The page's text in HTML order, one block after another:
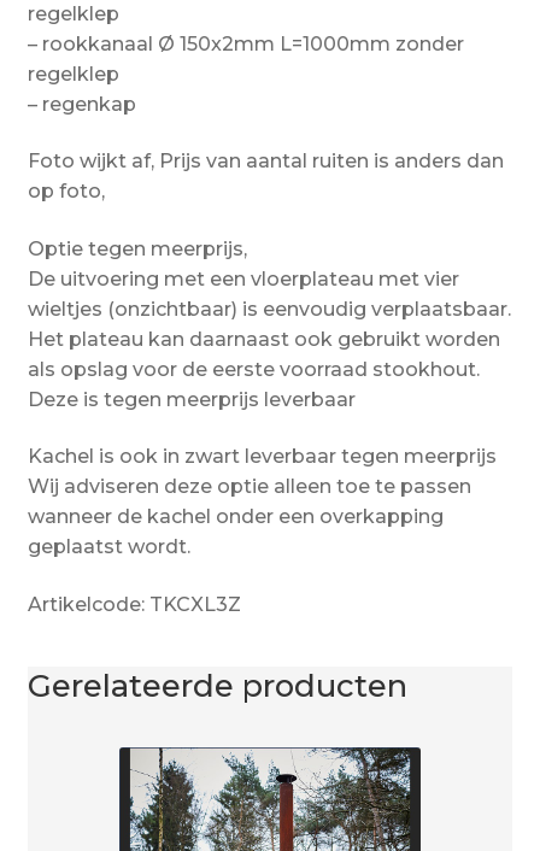
regelklep
– rookkanaal Ø 150x2mm L=1000mm zonder
regelklep
– regenkap
Foto wijkt af, Prijs van aantal ruiten is anders dan
op foto,
Optie tegen meerprijs,
De uitvoering met een vloerplateau met vier
wieltjes (onzichtbaar) is eenvoudig verplaatsbaar.
Het plateau kan daarnaast ook gebruikt worden
als opslag voor de eerste voorraad stookhout.
Deze is tegen meerprijs leverbaar
Kachel is ook in zwart leverbaar tegen meerprijs
Wij adviseren deze optie alleen toe te passen
wanneer de kachel onder een overkapping
geplaatst wordt.
Artikelcode: TKCXL3Z
Gerelateerde producten